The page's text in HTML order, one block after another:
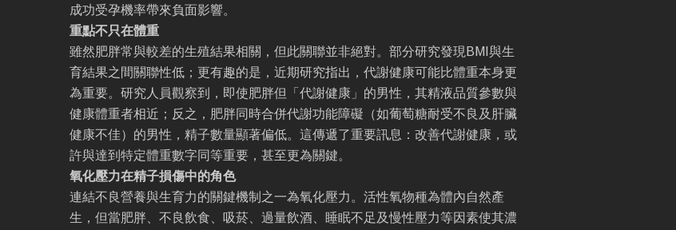
成功受孕機率帶來負面影響。
重點不只在體重
雖然肥胖常與較差的生殖結果相關，但此關聯並非絕對。部分研究發現BMI與生
育結果之間關聯性低；更有趣的是，近期研究指出，代謝健康可能比體重本身更
為重要。研究人員觀察到，即使肥胖但「代謝健康」的男性，其精液品質參數與
健康體重者相近；反之，肥胖同時合併代謝功能障礙（如葡萄糖耐受不良及肝臟
健康不佳）的男性，精子數量顯著偏低。這傳遞了重要訊息：改善代謝健康，或
許與達到特定體重數字同等重要，甚至更為關鍵。
氧化壓力在精子損傷中的角色
連結不良營養與生育力的關鍵機制之一為氧化壓力。活性氧物種為體內自然產
生，但當肥胖、不良飲食、吸菸、過量飲酒、睡眠不足及慢性壓力等因素使其濃